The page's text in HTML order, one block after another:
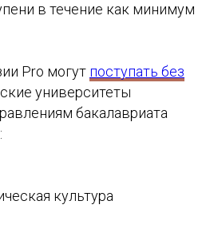
в течение как минимум
Pro могут поступать без
университеты
бакалавриата
культура